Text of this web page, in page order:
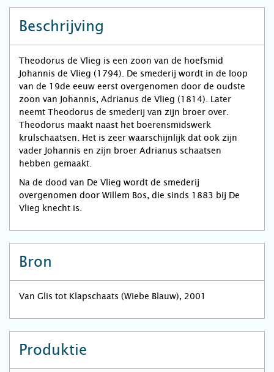
Beschrijving
Theodorus de Vlieg is een zoon van de hoefsmid
Johannis de Vlieg (1794). De smederij wordt in de loop
van de 19de eeuw eerst overgenomen door de oudste
zoon van Johannis, Adrianus de Vlieg (1814). Later
neemt Theodorus de smederij van zijn broer over.
Theodorus maakt naast het boe­ren­smids­werk
krulschaatsen. Het is zeer waarschijnlijk dat ook zijn
vader Johannis en zijn broer Adria­nus schaatsen
hebben gemaakt.
Na de dood van De Vlieg wordt de smederij
overgenomen door Willem Bos, die sinds 1883 bij De
Vlieg knecht is.
Bron
Van Glis tot Klapschaats (Wiebe Blauw), 2001
Produktie